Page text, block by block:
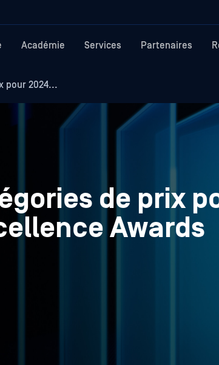
Académie Services Partenaires
pour 2024...
de prix
Awards